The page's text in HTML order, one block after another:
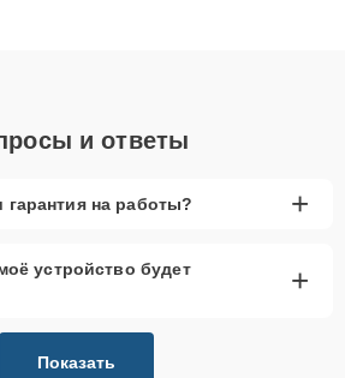
и ответы
на работы? +
устройство будет
+
Показать